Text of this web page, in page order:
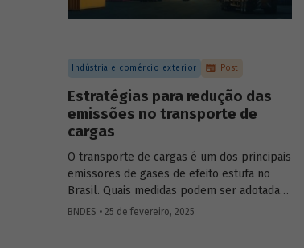
Indústria e comércio exterior Post
Estratégias para redução das
emissões no transporte de
cargas
O transporte de cargas é um dos principais
emissores de gases de efeito estufa no
Brasil. Quais medidas podem ser adotadas
para reduzir seu impacto ambiental?
BNDES • 25 de fevereiro, 2025